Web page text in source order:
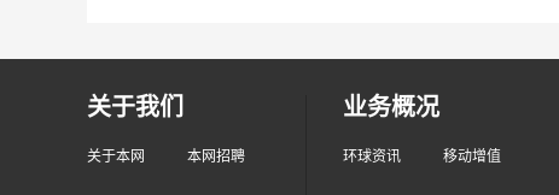
关于我们
关于本网 本网招聘
业务概况
环球资讯 移动增值